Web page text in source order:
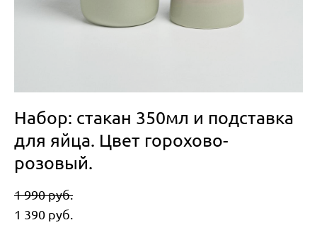
Набор: стакан 350мл и подставка
для яйца. Цвет горохово-
розовый.
1 990 pуб.
1 390 pуб.